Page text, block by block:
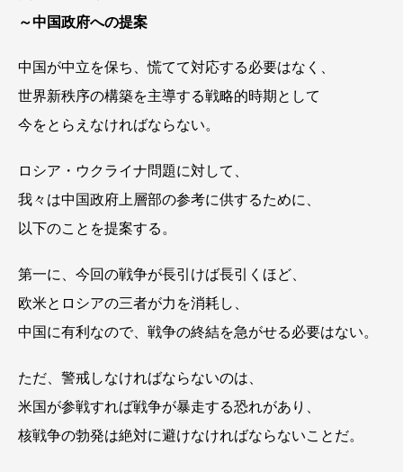
～中国政府への提案
中国が中立を保ち、慌てて対応する必要はなく、
世界新秩序の構築を主導する戦略的時期として
今をとらえなければならない。
ロシア・ウクライナ問題に対して、
我々は中国政府上層部の参考に供するために、
以下のことを提案する。
第一に、今回の戦争が長引けば長引くほど、
欧米とロシアの三者が力を消耗し、
中国に有利なので、戦争の終結を急がせる必要はない。
ただ、警戒しなければならないのは、
米国が参戦すれば戦争が暴走する恐れがあり、
核戦争の勃発は絶対に避けなければならないことだ。